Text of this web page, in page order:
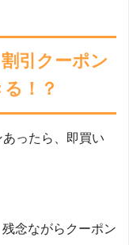
引クーポン
！？
ったら、即買い
念ながらクーポン